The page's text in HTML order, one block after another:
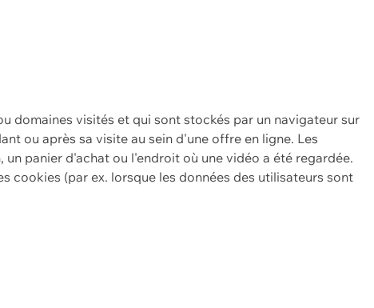
domaines visités et qui sont stockés par un navigateur sur
ou après sa visite au sein d'une offre en ligne. Les
panier d'achat ou l'endroit où une vidéo a été regardée.
cookies (par ex. lorsque les données des utilisateurs sont